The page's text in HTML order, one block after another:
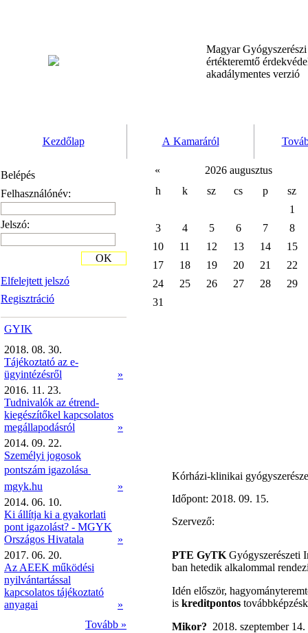
Magyar
értékteremtő
akadálymentes verzió
Kezdőlap A Kamaráról
Belépés
Felhasználónév:
Jelszó:
Elfelejtett jelszó
Regisztráció
OK
GYIK
2018. 08. 30.
Tájékoztató az e-
ügyintézésről
»
2016. 11. 23.
Tudnivalók az étrend-
kiegészítőkel kapcsolatos
megállapodásról
»
2014. 09. 22.
Személyi jogosok
pontszám igazolása 
mgyk.hu
»
2014. 06. 10.
Ki állítja ki a gyakorlati
pont igazolást? - MGYK
Országos Hivatala
»
2017. 06. 20.
Az AEEK működési
nyilvántartással
kapcsolatos tájékoztató
anyagai
»
Tovább »
«
2026 augusztus
h
k sz cs p
sz
1
3
4 5 6 7
8
10
11 12 13 14
15
17
18 19 20 21
22
24
25 26 27 28
29
31
Kórházi-klinikai
Időpont: 2018. 09. 15.
Szervező:
PTE GyTK Gyógyszerészeti
ban hetedik alkalommal
Idén először,
is kreditpontos
Mikor? 2018. szeptember